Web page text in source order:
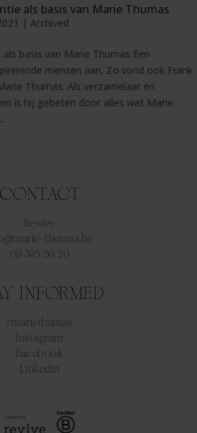
als basis van Marie Thumas
| Archived
basis van Marie Thumas Een
mensen aan. Zo vond ook Frank
Thumas. Als verzamelaar én
is hij gebeten door alles wat Marie
CONTACT
Revive
thumas.be
09 395 50 20
INFORMED
#mariethumas
Instagram
Facebook
Linkedin